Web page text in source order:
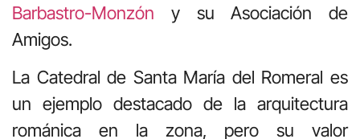
Barbastro-Monzón y su Asociación de
Amigos.
La Catedral de Santa María del Romeral es
un ejemplo destacado de la arquitectura
románica en la zona, pero su valor